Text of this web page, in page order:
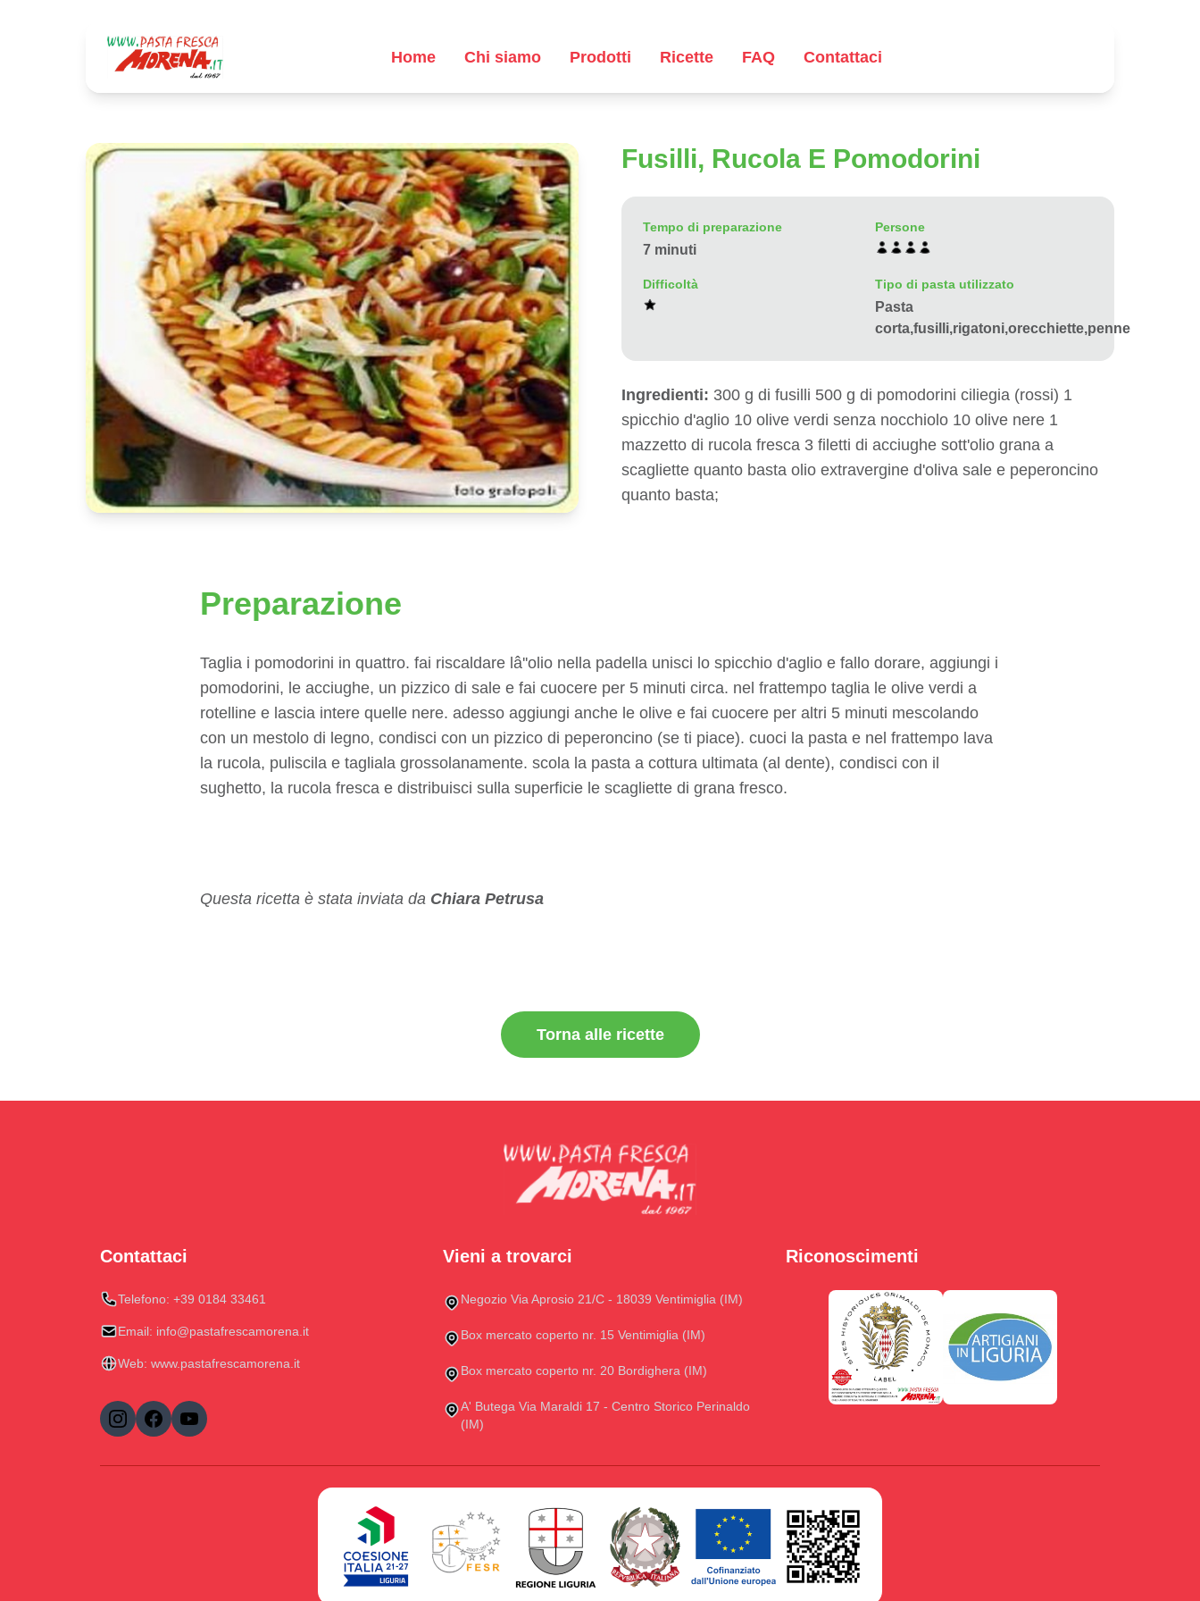
Home Chi siamo Prodotti Ricette FAQ Contattaci
Fusilli, Rucola E Pomodorini
Tempo di preparazione
7 minuti
Persone
Difficoltà Tipo di pasta utilizzato
Pasta
corta,fusilli,rigatoni,orecchiette,penne
Ingredienti: 300 g di fusilli 500 g di pomodorini ciliegia (rossi) 1
spicchio d'aglio 10 olive verdi senza nocchiolo 10 olive nere 1
mazzetto di rucola fresca 3 filetti di acciughe sott'olio grana a
scagliette quanto basta olio extravergine d'oliva sale e peperoncino
quanto basta;
Preparazione
Taglia i pomodorini in quattro. fai riscaldare lâ''olio nella padella unisci lo spicchio d'aglio e fallo dorare, aggiungi i
pomodorini, le acciughe, un pizzico di sale e fai cuocere per 5 minuti circa. nel frattempo taglia le olive verdi a
rotelline e lascia intere quelle nere. adesso aggiungi anche le olive e fai cuocere per altri 5 minuti mescolando
con un mestolo di legno, condisci con un pizzico di peperoncino (se ti piace). cuoci la pasta e nel frattempo lava
la rucola, puliscila e tagliala grossolanamente. scola la pasta a cottura ultimata (al dente), condisci con il
sughetto, la rucola fresca e distribuisci sulla superficie le scagliette di grana fresco.
Questa ricetta è stata inviata da Chiara Petrusa
Torna alle ricette
Contattaci
Telefono: +39 0184 33461
Email: info@pastafrescamorena.it
Web: www.pastafrescamorena.it
Vieni a trovarci
Negozio Via Aprosio 21/C - 18039 Ventimiglia (IM)
Box mercato coperto nr. 15 Ventimiglia (IM)
Box mercato coperto nr. 20 Bordighera (IM)
A' Butega Via Maraldi 17 - Centro Storico Perinaldo
(IM)
Riconoscimenti